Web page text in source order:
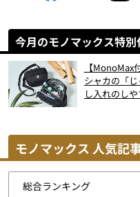
今月のモノマックス特別
【MonoMax
シャカの「
し入れのし
モノマックス 人気記